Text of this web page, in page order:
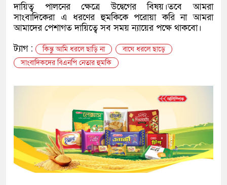
দায়িত্ব পালনের ক্ষেত্রে উদ্বেগের বিষয়।তবে আমরা
সাংবাদিকেরা এ ধরণের হুমকিকে পরোয়া করি না আমরা
আমাদের পেশাগত দায়িত্বে সব সময় ন্যায়ের পক্ষে থাকবো।
ট্যাগ :
কিন্তু আমি ধরলে ছাড়ি না
বাঘে ধরলে ছাড়ে
সাংবাদিকদের বিএনপি নেতার হুমকি